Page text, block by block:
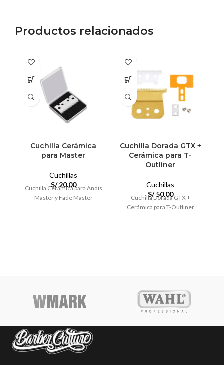
Productos relacionados
Cuchilla Cerámica
para Master
Cuchillas
S/20.00
Cuchilla Cerámica para Andis
Master y Fade Master
Cuchilla Dorada GTX +
Cerámica para T-
Outliner
Cuchillas
S/50.00
Cuchilla Dorada GTX +
Cerámica para T-Outliner